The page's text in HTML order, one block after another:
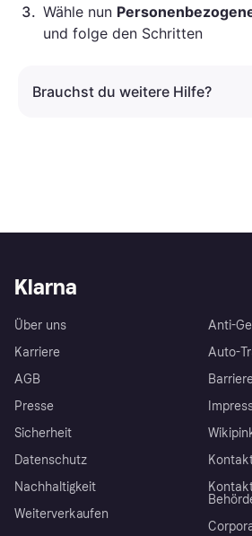
3. Wähle nun
und folge den Schritten
Brauchst du weitere Hilfe?
Klarna
Über uns
Karriere
AGB
Presse
Sicherheit
Datenschutz
Nachhaltigkeit
Weiterverkaufen
Anti-
Auto-